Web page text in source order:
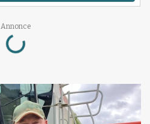
Annonce
Loading...